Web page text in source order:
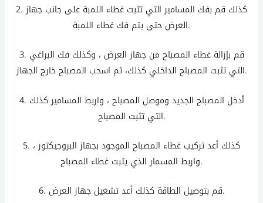
2.
كذلك قم بفك المسامير التي تثبت غطاء اللمبة على جانب جهاز
العرض حتى يتم فك غطاء اللمبة.
3. قم بإزالة غطاء المصباح من جهاز العرض ، وكذلك فك البراغي
التي تثبت المصباح الداخلي كذلك، ثم اسحب المصباح خارج الجهاز.
4. أدخل المصباح الجديد وموصل المصباح ، واربط المساميركذلك
التي تثبت المصباح.
5. كذلك أعد تركيب غطاء المصباح الموجود بجهاز البروجيكتور ،
واربط المسمار الذي يثبت غطاء المصباح.
6. قم بتوصيل الطاقة كذلك أعد تشغيل جهاز العرض.